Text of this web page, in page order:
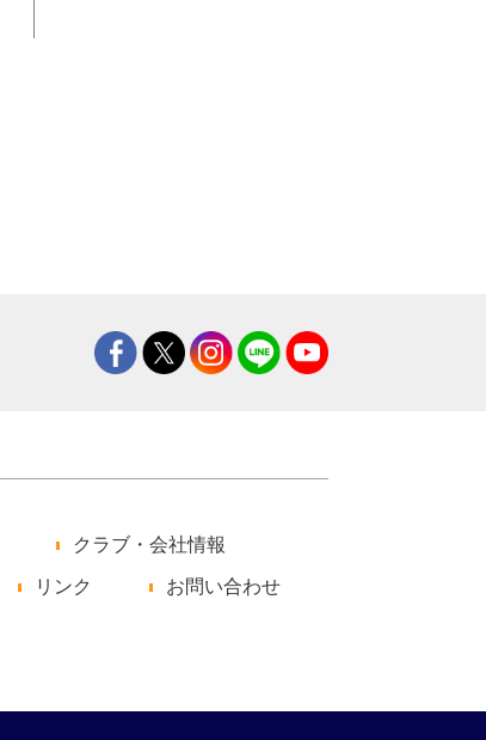
クラブ・会社情報
リンク お問い合わせ